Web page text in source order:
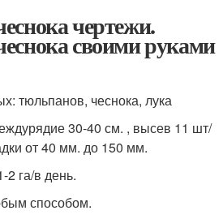
чертежи.
своими руками
тюльпанов, чеснока, лука
30-40 см. , высев 11 шт/
от 40 мм. до 150 мм.
2 га/в день.
способом.